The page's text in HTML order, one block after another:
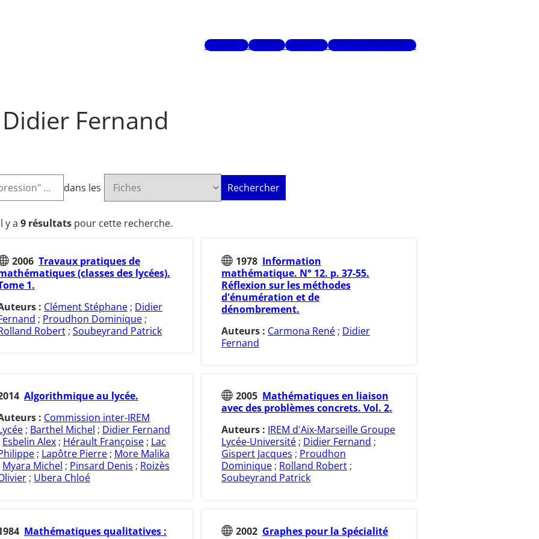
Mots-clésAuteursGlossaireRecherche avancée
Didier Fernand
dans les Rechercher
y a 9 résultats pour cette recherche.
2006 Travaux pratiques de
(classes des lycées).
1.
: Clément Stéphane ; Didier
; Proudhon Dominique ;
Robert ; Soubeyrand Patrick
1978 Information
mathématique. N° 12. p. 37-55.
Réflexion sur les méthodes
d'énumération et de
dénombrement.
Auteurs : Carmona René ; Didier
Fernand
Algorithmique au lycée.
: Commission inter-IREM
; Barthel Michel ; Didier Fernand
Esbelin Alex; Hérault Françoise; Lac
; Lapôtre Pierre; More Malika
Myara Michel ; Pinsard Denis ; Roizès
; Ubera Chloé
2005 Mathématiques en liaison
avec des problèmes concrets. Vol. 2.
Auteurs : IREM d'Aix-Marseille Groupe
Lycée-Université; Didier Fernand ;
Gispert Jacques ; Proudhon
Dominique; Rolland Robert;
Soubeyrand Patrick
Mathématiques qualitatives :
2002 Graphes pour la Spécialité